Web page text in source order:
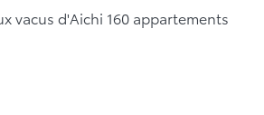
vacus d'Aichi 160 appartements